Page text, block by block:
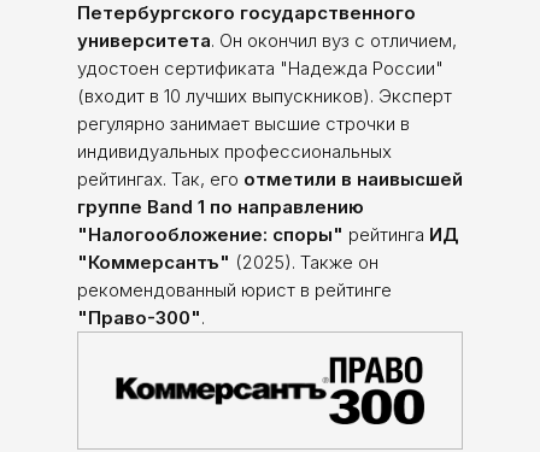
Петербургского государственного
университета. Он окончил вуз с отличием,
удостоен сертификата "Надежда России"
(входит в 10 лучших выпускников). Эксперт
регулярно занимает высшие строчки в
индивидуальных профессиональных
рейтингах. Так, его отметили в наивысшей
группе Band 1 по направлению
"Налогообложение: споры" рейтинга ИД
"Коммерсантъ" (2025). Также он
рекомендованный юрист в рейтинге
"Право-300".